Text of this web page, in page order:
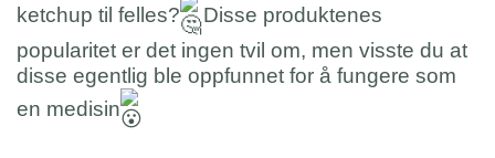
ketchup til felles?
Disse produktenes
popularitet er det ingen tvil om, men visste du at
disse egentlig ble oppfunnet for å fungere som
en medisin